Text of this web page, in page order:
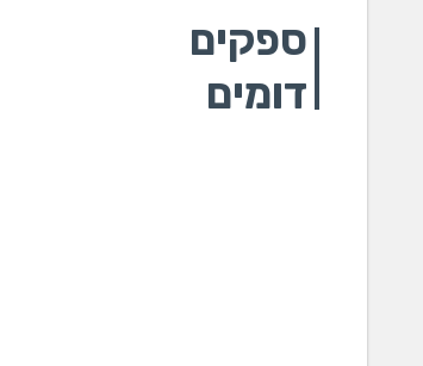
ספקים
דומים